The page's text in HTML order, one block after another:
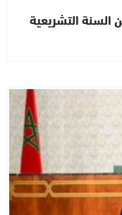
السنة التشريعية